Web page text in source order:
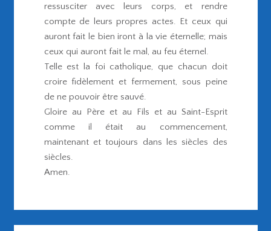
ressusciter avec leurs corps, et rendre
compte de leurs propres actes. Et ceux qui
auront fait le bien iront à la vie éternelle; mais
ceux qui auront fait le mal, au feu éternel.
Telle est la foi catholique, que chacun doit
croire fidèlement et fermement, sous peine
de ne pouvoir être sauvé.
Gloire au Père et au Fils et au Saint-Esprit
comme il était au commencement,
maintenant et toujours dans les siècles des
siècles.
Amen.